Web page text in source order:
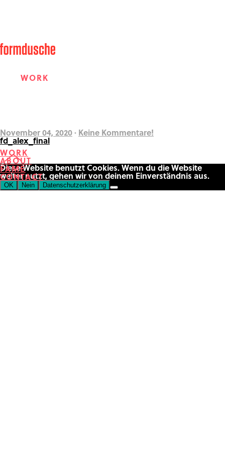
WORK
FAME
WORK
ABOUT
FAME
CONTACT
November 04, 2020 · Keine Kommentare!
fd_alex_final
Diese Website benutzt Cookies. Wenn du die Website
weiter nutzt, gehen wir von deinem Einverständnis aus.
OK Nein Datenschutzerklärung